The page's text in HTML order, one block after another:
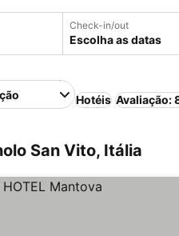
Check-in/out
Escolha as datas
Hotéis Avaliação:
San Vito, Itália